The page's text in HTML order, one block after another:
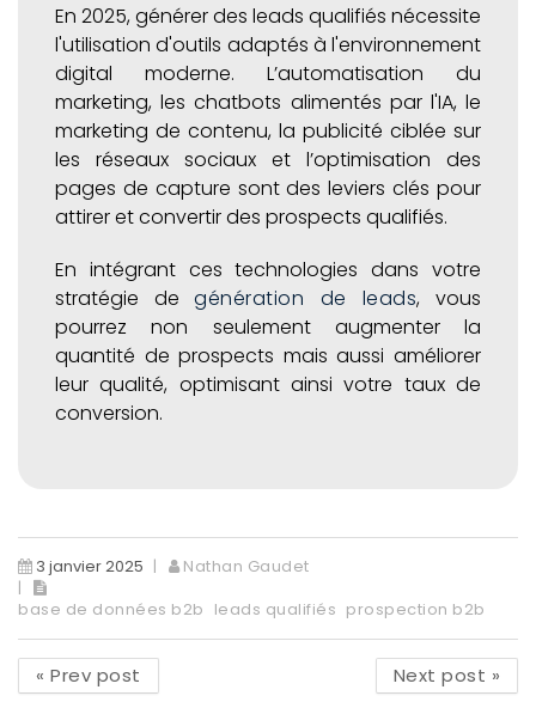
En 2025, générer des leads qualifiés nécessite
l'utilisation d'outils adaptés à l'environnement
digital moderne. L’automatisation du
marketing, les chatbots alimentés par l'IA, le
marketing de contenu, la publicité ciblée sur
les réseaux sociaux et l’optimisation des
pages de capture sont des leviers clés pour
attirer et convertir des prospects qualifiés.
En intégrant ces technologies dans votre
stratégie degénération de leads, vous
pourrez non seulement augmenter la
quantité de prospects mais aussi améliorer
leur qualité, optimisant ainsi votre taux de
conversion.
3 janvier 2025
Nathan Gaudet
base de données b2b leads qualifiés prospection b2b
« Prev post Next post »